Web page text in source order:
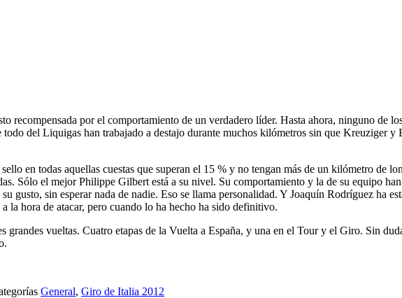
recompensada por el comportamiento de un verdadero líder. Hasta ahora, ninguno de
del Liquigas han trabajado a destajo durante muchos kilómetros sin que Kreuziger
en todas aquellas cuestas que superan el 15 % y no tengan más de un kilómetro de
Sólo el mejor Philippe Gilbert está a su nivel. Su comportamiento y la de su equipo
gusto, sin esperar nada de nadie. Eso se llama personalidad. Y Joaquín Rodríguez ha
la hora de atacar, pero cuando lo ha hecho ha sido definitivo.
vueltas. Cuatro etapas de la Vuelta a España, y una en el Tour y el Giro. Sin
General, Giro de Italia 2012